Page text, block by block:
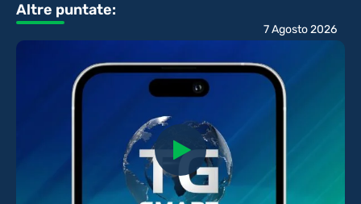
Altre puntate:
7 Agosto 2026